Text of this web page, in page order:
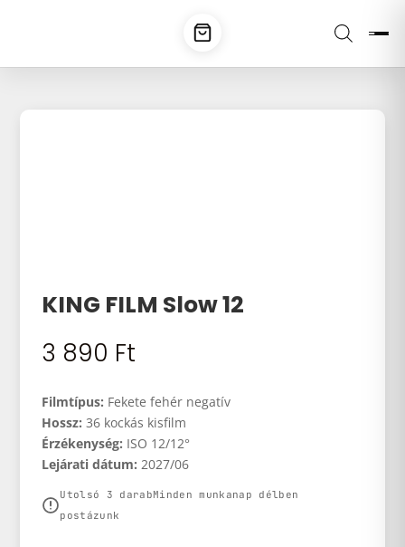
KING FILM Slow 12
3 890 Ft
Filmtípus: Fekete fehér negatív
Hossz:36 kockás kisfilm
Érzékenység: ISO 12/12°
Lejárati dátum: 2027/06
Utolsó 3 darabMinden munkanap délben
postázunk